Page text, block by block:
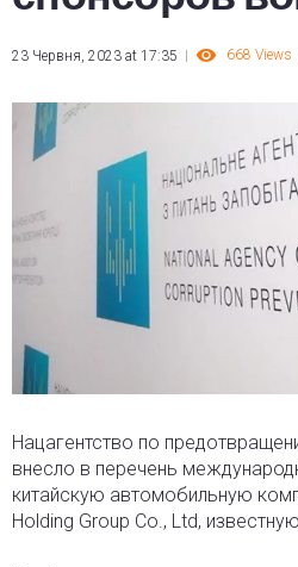
23 Червня, 2023 at 17:35 668 Views
Нацагентство по
внесло в перечень
китайскую автомобильную
Holding Group Co., Ltd,